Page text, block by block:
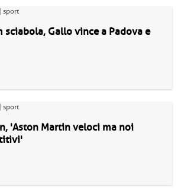
sport
sciabola, Gallo vince a Padova e
sport
'Aston Martin veloci ma noi